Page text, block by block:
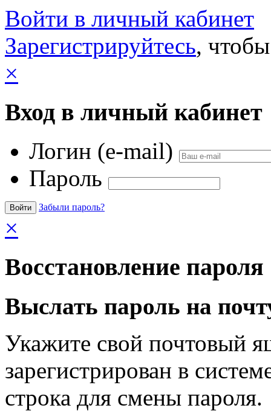
Войти в личный кабинет
Зарегистрируйтесь,
×
Вход в личный кабинет
Логин (e-mail)
Пароль
Забыли пароль?
×
Восстановление пароля
Выслать пароль на
Укажите свой почтовый
зарегистрирован в
строка для смены пароля.